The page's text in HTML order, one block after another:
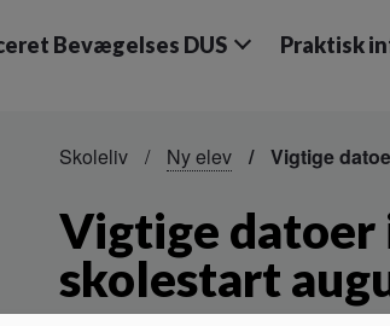
Bevægelses DUS Praktisk
Skoleliv Ny elev Vigtige
Vigtige datoer
skolestart